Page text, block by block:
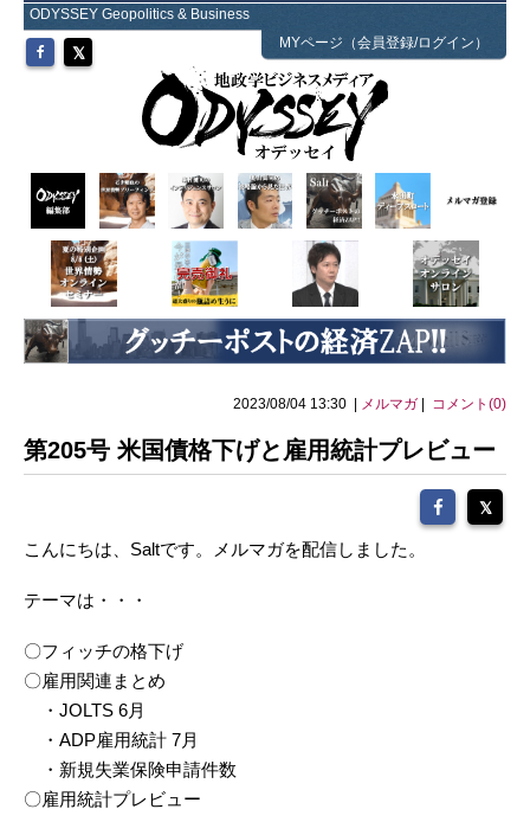
ODYSSEY Geopolitics & Business
MYページ（会員登録/ログイン）
2023/08/04 13:30 | メルマガ コメント(0)
第205号 米国債格下げと雇用統計プレビュー
こんにちは、Saltです。メルマガを配信しました。
テーマは・・・
〇フィッチの格下げ
〇雇用関連まとめ
・JOLTS 6月
・ADP雇用統計 7月
・新規失業保険申請件数
〇雇用統計プレビュー